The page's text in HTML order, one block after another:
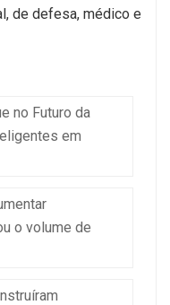
de defesa, médico e
no Futuro da
em
o volume de